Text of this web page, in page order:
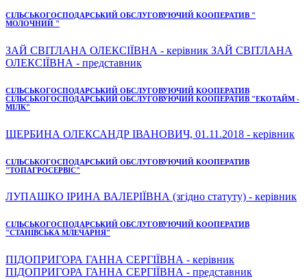
СІЛЬСЬКОГОСПОДАРСЬКИЙ ОБСЛУГОВУЮЧИЙ КООПЕРАТИВ "
МОЛОЧНИЙ "
ЗАЙ СВІТЛАНА ОЛЕКСІЇВНА - керівник ЗАЙ СВІТЛАНА
ОЛЕКСІЇВНА - представник
СІЛЬСЬКОГОСПОДАРСЬКИЙ ОБСЛУГОВУЮЧИЙ КООПЕРАТИВ
СІЛЬСЬКОГОСПОДАРСЬКИЙ ОБСЛУГОВУЮЧИЙ КООПЕРАТИВ "ЕКОТАЙМ -
МІЛК"
ЩЕРБИНА ОЛЕКСАНДР ІВАНОВИЧ, 01.11.2018 - керівник
СІЛЬСЬКОГОСПОДАРСЬКИЙ ОБСЛУГОВУЮЧИЙ КООПЕРАТИВ
"ТОПАГРОСЕРВІС"
ЛУПАШКО ІРИНА ВАЛЕРІЇВНА (згідно статуту) - керівник
СІЛЬСЬКОГОСПОДАРСЬКИЙ ОБСЛУГОВУЮЧИЙ КООПЕРАТИВ
"СТАНІВСЬКА МЛЕЧАРНЯ"
ПІДОПРИГОРА ГАННА СЕРГІЇВНА - керівник
ПІДОПРИГОРА ГАННА СЕРГІЇВНА - представник